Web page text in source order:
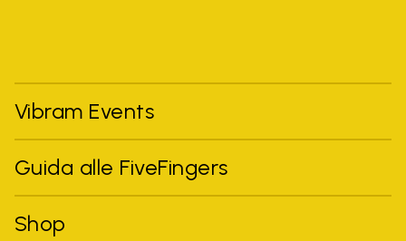
Vibram Events
Guida alle FiveFingers
Shop